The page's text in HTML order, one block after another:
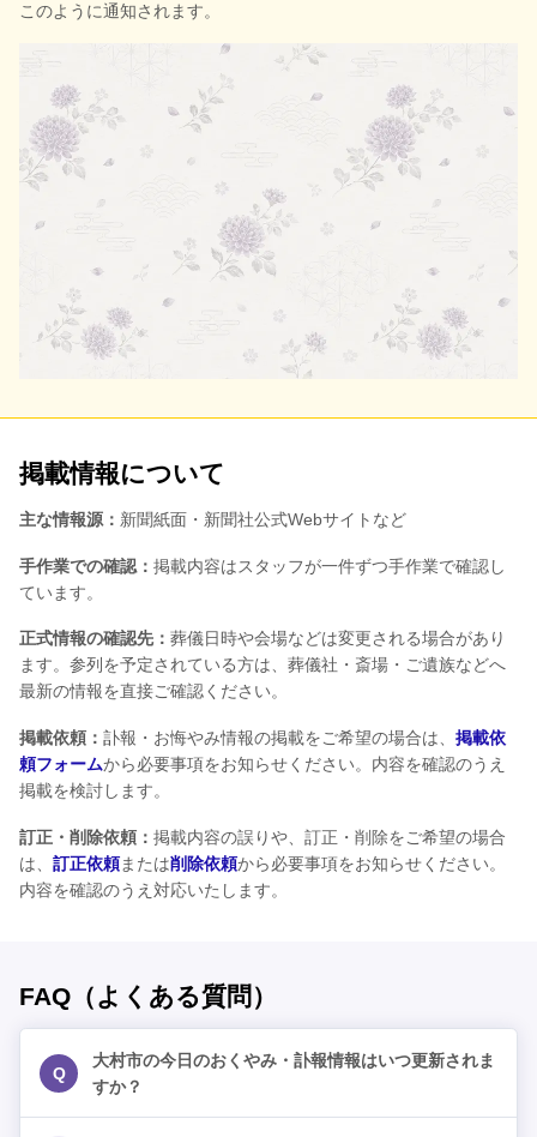
このように通知されます。
掲載情報について
主な情報源： 新聞紙面・新聞社公式Webサイトなど
手作業での確認： 掲載内容はスタッフが一件ずつ手作業で確認し
ています。
正式情報の確認先： 葬儀日時や会場などは変更される場合があり
ます。参列を予定されている方は、葬儀社・斎場・ご遺族などへ
最新の情報を直接ご確認ください。
掲載依頼： 訃報・お悔やみ情報の掲載をご希望の場合は、 掲載依
頼フォームから必要事項をお知らせください。内容を確認のうえ
掲載を検討します。
訂正・削除依頼： 掲載内容の誤りや、訂正・削除をご希望の場合
は、 訂正依頼または削除依頼から必要事項をお知らせください。
内容を確認のうえ対応いたします。
FAQ（よくある質問）
Q
大村市の今日のおくやみ・訃報情報はいつ更新されま
すか？